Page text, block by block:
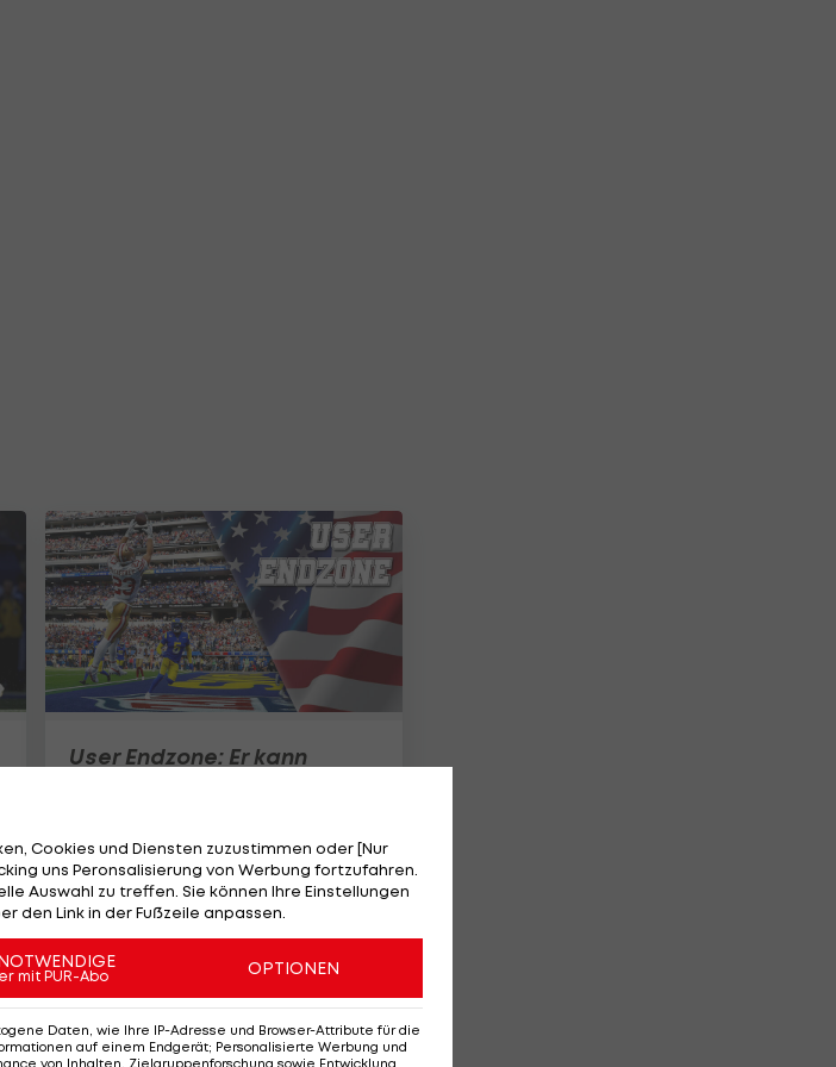
User Endzone: Er kann
Cookies und Diensten zuzustimmen oder [Nur
uns Peronsalisierung von Werbung fortzufahren.
Auswahl zu treffen. Sie können Ihre Einstellungen
den Link in der Fußzeile anpassen.
mit PUR-Abo OPTIONEN
Daten, wie Ihre IP-Adresse und Browser-Attribute für die
auf einem Endgerät; Personalisierte Werbung und
von Inhalten, Zielgruppenforschung sowie Entwicklung